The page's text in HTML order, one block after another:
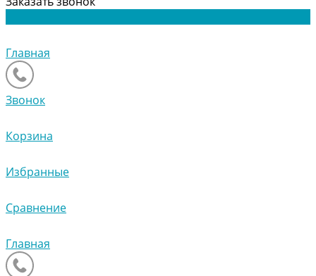
Главная
Звонок
Корзина
Избранные
Сравнение
Главная